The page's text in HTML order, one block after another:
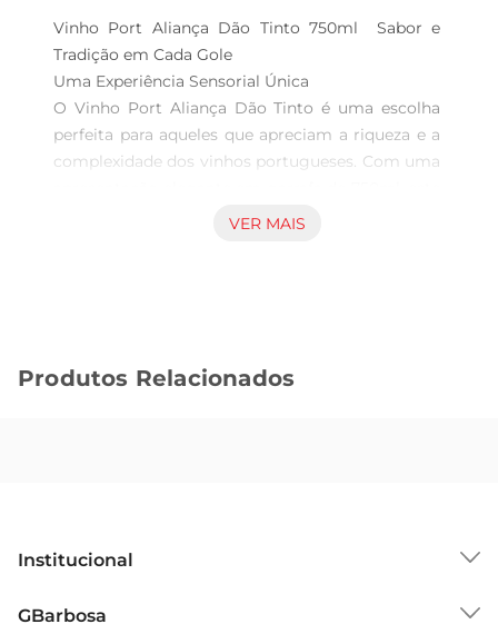
Vinho Port Aliança Dão Tinto 750ml  Sabor e
Tradição em Cada Gole
Uma Experiência Sensorial Única
O Vinho Port Aliança Dão Tinto é uma escolha
perfeita para aqueles que apreciam a riqueza e a
complexidade dos vinhos portugueses. Com uma
vinho traz consigo a tradição da região do Dão,
Este tinto é elaborado a partir de uvas
ideal para acompanhar uma variedade de pratos,
Sugestões de Harmonização
VER MAIS
Produtos Relacionados
Institucional
GBarbosa